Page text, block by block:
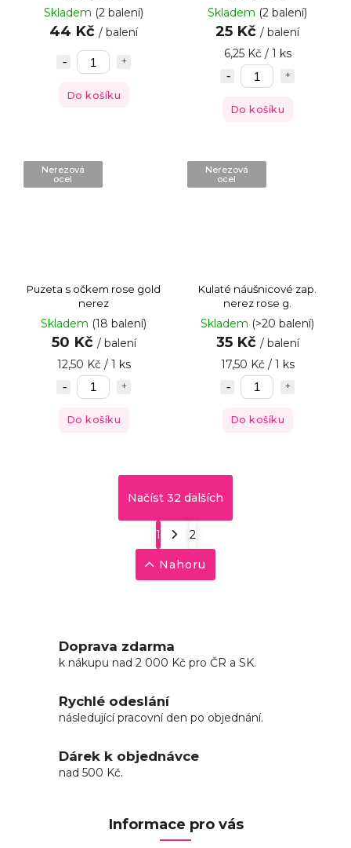
Skladem (2 balení)
44 Kč / balení
Do košíku
Skladem (2 balení)
25 Kč / balení
6,25 Kč / 1 ks
Do košíku
Nerezová
ocel
Puzeta s očkem rose gold
nerez
Skladem (18 balení)
50 Kč / balení
12,50 Kč / 1 ks
Do košíku
Nerezová
ocel
Kulaté náušnicové zap.
nerez rose g.
Skladem (>20 balení)
35 Kč / balení
17,50 Kč / 1 ks
Do košíku
Načíst 32 dalších
1 2
Nahoru
Doprava zdarma
k nákupu nad 2 000 Kč pro ČR a SK.
Rychlé odeslání
následující pracovní den po objednání.
Dárek k objednávce
nad 500 Kč.
Informace pro vás